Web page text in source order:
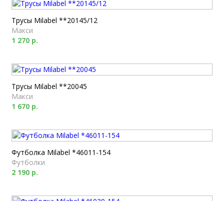
Трусы Milabel **20145/12
Макси
1 270 р.
Трусы Milabel **20045
Макси
1 670 р.
Футболка Milabel *46011-154
Футболки
2 190 р.